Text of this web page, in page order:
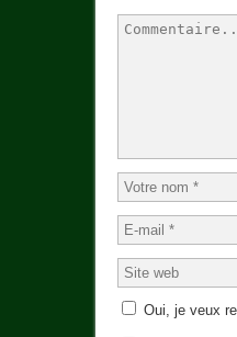
Oui, je veux